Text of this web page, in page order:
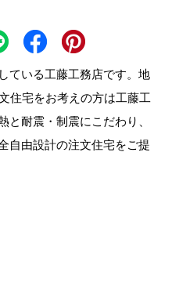
ている工藤工務店です。地
住宅をお考えの方は工藤工
と耐震・制震にこだわり、
自由設計の注文住宅をご提